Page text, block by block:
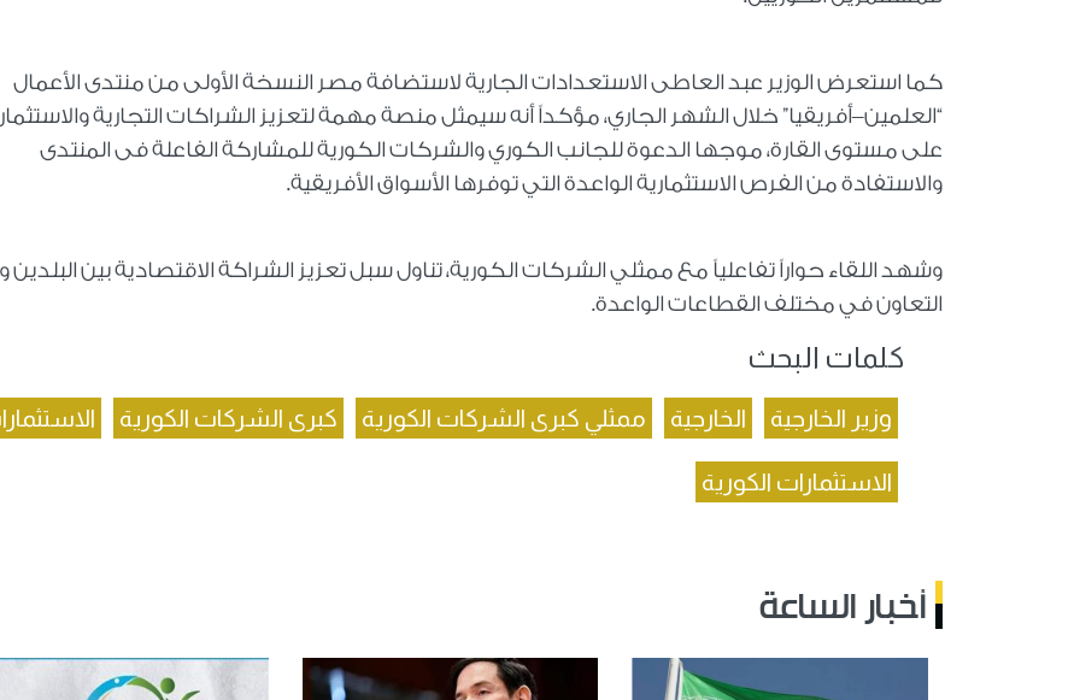
كما استعرض الوزير عبد العاطى الاستعدادات الجارية لاستضافة مصر النسخة الأولى من منتدى الأعمال
“العلمين–أفريقيا” خلال الشهر الجاري، مؤكداً أنه سيمثل منصة مهمة لتعزيز الشراكات التجارية
على مستوى القارة، موجها الدعوة للجانب الكوري والشركات الكورية للمشاركة الفاعلة فى المنتدى
والاستفادة من الفرص الاستثمارية الواعدة التي توفرها الأسواق الأفريقية.
وشهد اللقاء حواراً تفاعلياً مع ممثلي الشركات الكورية، تناول سبل تعزيز الشراكة الاقتصادية بين البلدين
التعاون في مختلف القطاعات الواعدة.
كلمات البحث
وزير الخارجية الخارجية ممثلي كبرى الشركات الكورية كبرى الشركات الكورية
الاستثمارات الكورية
أخبار الساعة